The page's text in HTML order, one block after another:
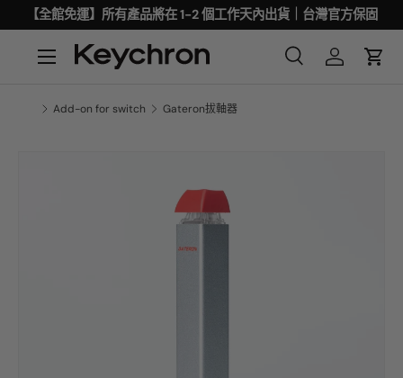
【全館免運】所有產品將在 1-2 個工作天內出貨｜台灣官方保固
Add-on for switch Gateron拔軸器